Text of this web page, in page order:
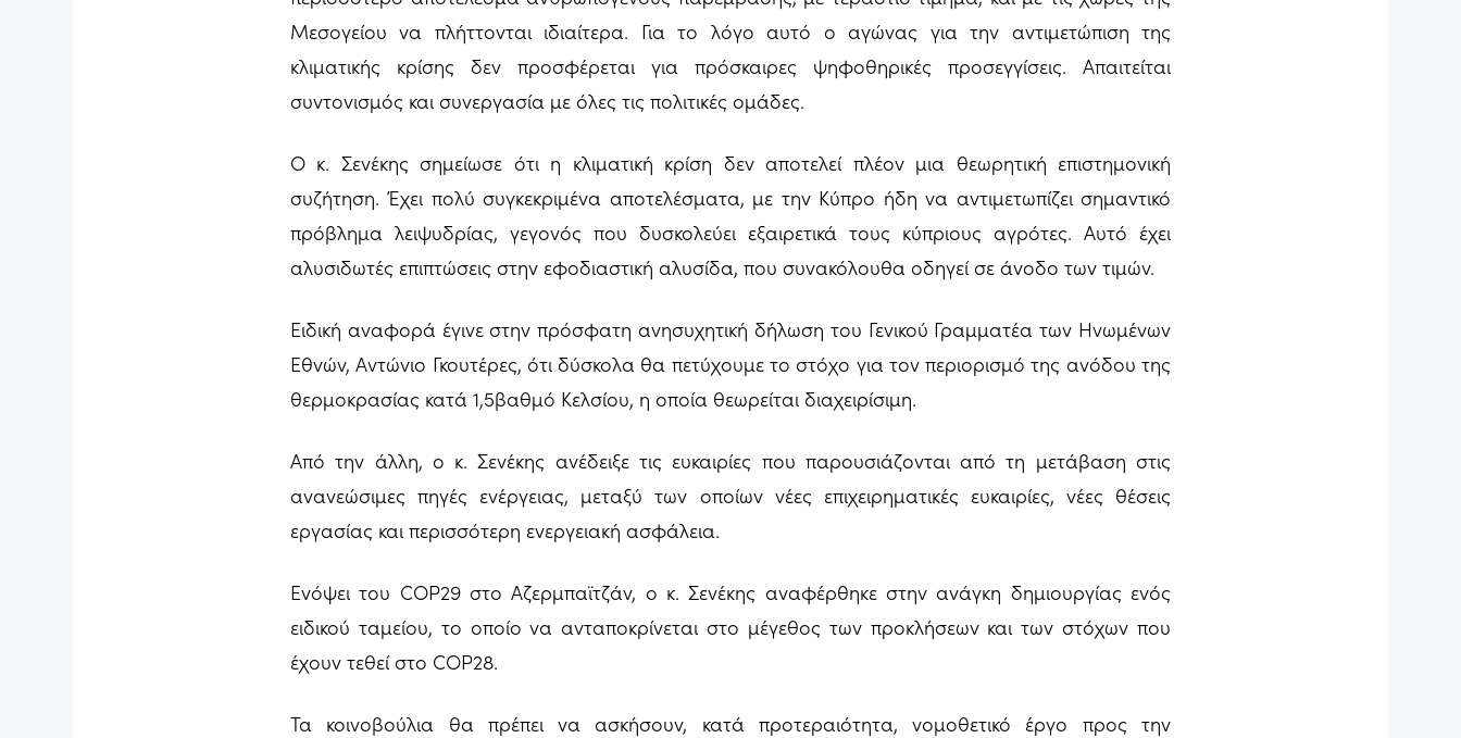
Μεσογείου να πλήττονται ιδιαίτερα. Για το λόγο αυτό ο αγώνας για την αντιμετώπιση της
κλιματικής κρίσης δεν προσφέρεται για πρόσκαιρες ψηφοθηρικές προσεγγίσεις. Απαιτείται
συντονισμός και συνεργασία με όλες τις πολιτικές ομάδες.
Ο κ. Σενέκης σημείωσε ότι η κλιματική κρίση δεν αποτελεί πλέον μια θεωρητική επιστημονική
συζήτηση. Έχει πολύ συγκεκριμένα αποτελέσματα, με την Κύπρο ήδη να αντιμετωπίζει σημαντικό
πρόβλημα λειψυδρίας, γεγονός που δυσκολεύει εξαιρετικά τους κύπριους αγρότες. Αυτό έχει
αλυσιδωτές επιπτώσεις στην εφοδιαστική αλυσίδα, που συνακόλουθα οδηγεί σε άνοδο των τιμών.
Ειδική αναφορά έγινε στην πρόσφατη ανησυχητική δήλωση του Γενικού Γραμματέα των Ηνωμένων
Εθνών, Αντώνιο Γκουτέρες, ότι δύσκολα θα πετύχουμε το στόχο για τον περιορισμό της ανόδου της
θερμοκρασίας κατά 1,5βαθμό Κελσίου, η οποία θεωρείται διαχειρίσιμη.
Από την άλλη, ο κ. Σενέκης ανέδειξε τις ευκαιρίες που παρουσιάζονται από τη μετάβαση στις
ανανεώσιμες πηγές ενέργειας, μεταξύ των οποίων νέες επιχειρηματικές ευκαιρίες, νέες θέσεις
εργασίας και περισσότερη ενεργειακή ασφάλεια.
Ενόψει του COP29 στο Αζερμπαϊτζάν, ο κ. Σενέκης αναφέρθηκε στην ανάγκη δημιουργίας ενός
ειδικού ταμείου, το οποίο να ανταποκρίνεται στο μέγεθος των προκλήσεων και των στόχων που
έχουν τεθεί στο COP28.
Τα κοινοβούλια θα πρέπει να ασκήσουν, κατά προτεραιότητα, νομοθετικό έργο προς την